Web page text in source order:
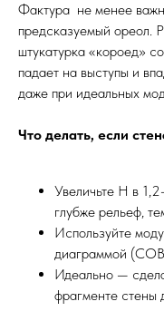
Фактура не менее
предсказуемый ореол.
штукатурка «короед»
падает на выступы и
даже при идеальных
Что делать, если
Увеличьте H в
глубже рельеф,
Используйте
диаграммой
Идеально —
фрагменте стены